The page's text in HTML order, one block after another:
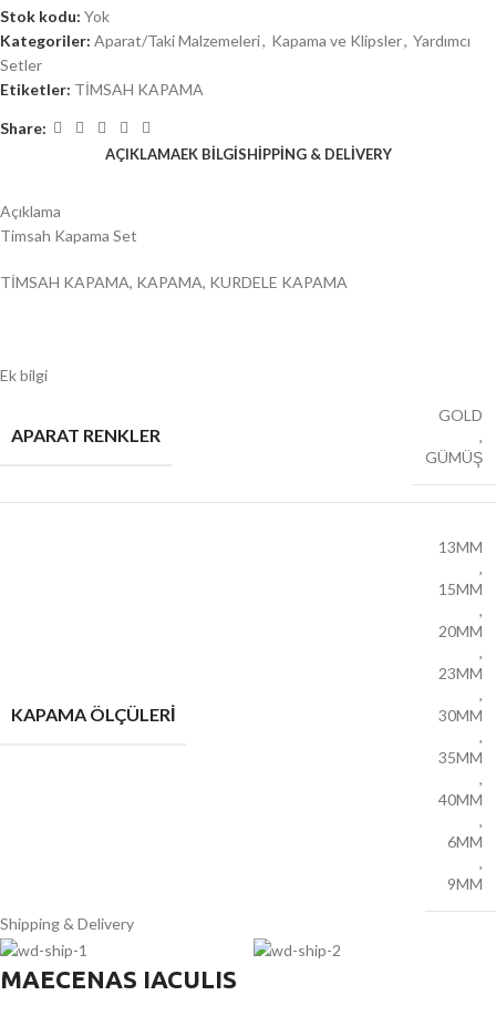
Stok kodu: Yok
Kategoriler: Aparat/Taki Malzemeleri, Kapama ve Klipsler, Yardımcı
Setler
Etiketler: TİMSAH KAPAMA
Share:
AÇIKLAMAEK BILGISHIPPING & DELIVERY
Açıklama
Timsah Kapama Set
TİMSAH KAPAMA, KAPAMA, KURDELE KAPAMA
Ek bilgi
APARAT RENKLER
GOLD
,
GÜMÜŞ
KAPAMA ÖLÇÜLERİ
13MM
,
15MM
,
20MM
,
23MM
,
30MM
,
35MM
,
40MM
,
6MM
,
9MM
Shipping & Delivery
MAECENAS IACULIS